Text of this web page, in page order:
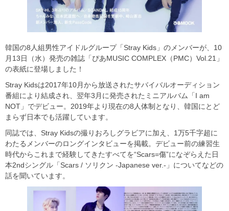
韓国の8人組男性アイドルグループ「Stray Kids」のメンバーが、10
月13日（水）発売の雑誌「ぴあMUSIC COMPLEX（PMC）Vol.21」
の表紙に登場しました！
Stray Kidsは2017年10月から放送されたサバイバルオーディション
番組により結成され、翌年3月に発売されたミニアルバム「I am
NOT」でデビュー。2019年より現在の8人体制となり、韓国にとど
まらず日本でも活躍しています。
同誌では、Stray Kidsの撮りおろしグラビアに加え、1万5千字超に
わたるメンバーのロングインタビューを掲載。デビュー前の練習生
時代からこれまで経験してきたすべてを“Scars=傷”になぞらえた日
本2ndシングル「Scars / ソリクン -Japanese ver.-」についてなどの
話を聞いています。